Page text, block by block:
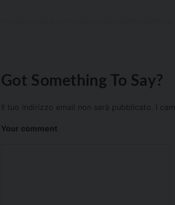
Got Something To Say?
Il tuo indirizzo email non sarà pubblicato. I
Your comment